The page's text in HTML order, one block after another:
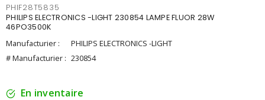
PHIF28T5835
PHILIPS ELECTRONICS -LIGHT 230854 LAMPE FLUOR 28W
46PO3500K
Manufacturier :
PHILIPS ELECTRONICS -LIGHT
# Manufacturier : 230854
En inventaire